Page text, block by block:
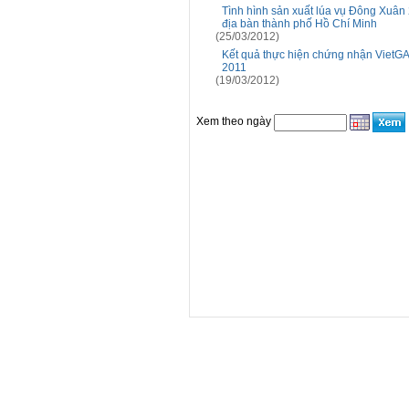
Tình hình sản xuất lúa vụ Đông
địa bàn thành phố Hồ Chí Minh
(25/03/2012)
Kết quả thực hiện chứng nhận
2011
(19/03/2012)
Xem theo ngày